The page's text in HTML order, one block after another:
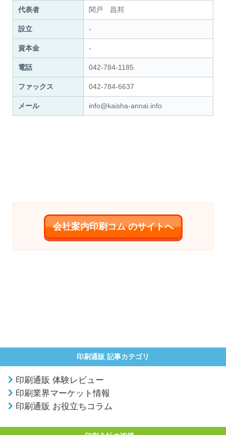
代表者 関戸 昌邦
設立 -
資本金 -
電話 042-784-1185
ファックス 042-784-6637
メール info@kaisha-annai.info
会社案内印刷コム のサイトへ
印刷通販 記事カテゴリ
印刷通販 体験レビュー
印刷業界マーケット情報
印刷通販 お役立ちコラム